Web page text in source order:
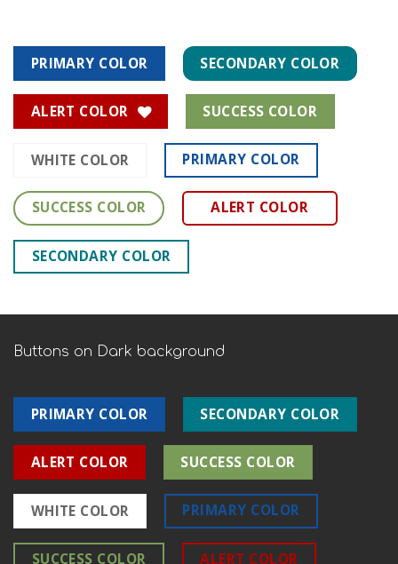
PRIMARY COLOR SECONDARY COLOR
ALERT COLOR SUCCESS COLOR
WHITE COLOR PRIMARY COLOR
SUCCESS COLOR ALERT COLOR
SECONDARY COLOR
Buttons on Dark background
PRIMARY COLOR SECONDARY COLOR
ALERT COLOR SUCCESS COLOR
WHITE COLOR PRIMARY COLOR
SUCCESS COLOR ALERT COLOR